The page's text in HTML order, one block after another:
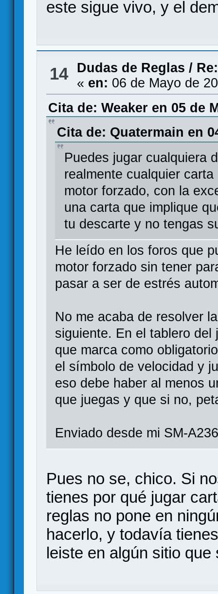
este sigue vivo, y el
14 Dudas de Reglas /
« en: 06 de Mayo de
Cita de: Weaker en 05 de
Cita de: Quatermain en
Puedes jugar cualquiera
realmente cualquier
motor forzado, con la
una carta que implique
tu descarte y no tengas
He leído en los foros que
motor forzado sin tener
pasar a ser de estrés
No me acaba de resolver
siguiente. En el tablero
que marca como
el símbolo de velocidad y
eso debe haber al menos
que juegas y que si no,
Enviado desde mi SM-
Pues no se, chico. Si
tienes por qué jugar
reglas no pone en
hacerlo, y todavía
leiste en algún sitio